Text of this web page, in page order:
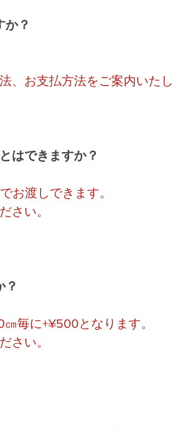
か？
、お支払方法をご案内いたし
はできますか？
お渡しできます。
さい。
？
毎に+¥500となります。
さい。